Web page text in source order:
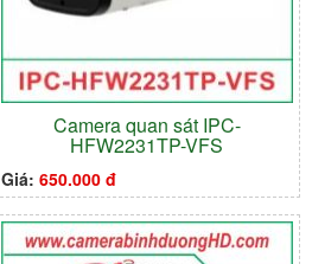
Camera quan sát IPC-
HFW2231TP-VFS
Giá: 650.000 đ